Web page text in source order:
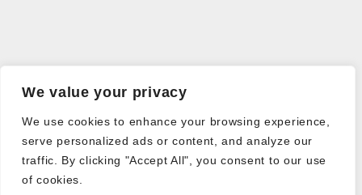
We value your privacy
We use cookies to enhance your browsing experience,
serve personalized ads or content, and analyze our
traffic. By clicking "Accept All", you consent to our use
of cookies.